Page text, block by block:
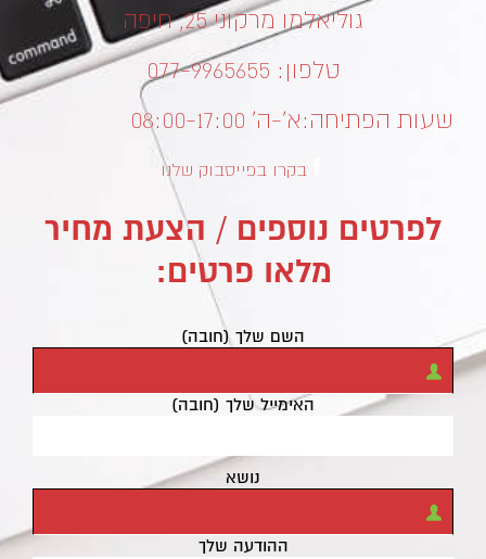
גוליאלמו מרקוני 25, חיפה
טלפון: 077-9965655
שעות הפתיחה:א’-ה’ 08:00-17:00
בקרו בפייסבוק שלנו
לפרטים נוספים / הצעת מחיר
מלאו פרטים:
השם שלך (חובה)
האימייל שלך (חובה)
נושא
ההודעה שלך